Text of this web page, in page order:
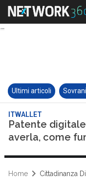
Ultimi articoli
ITWALLET
Patente
averla, come
Home Cittadinanza